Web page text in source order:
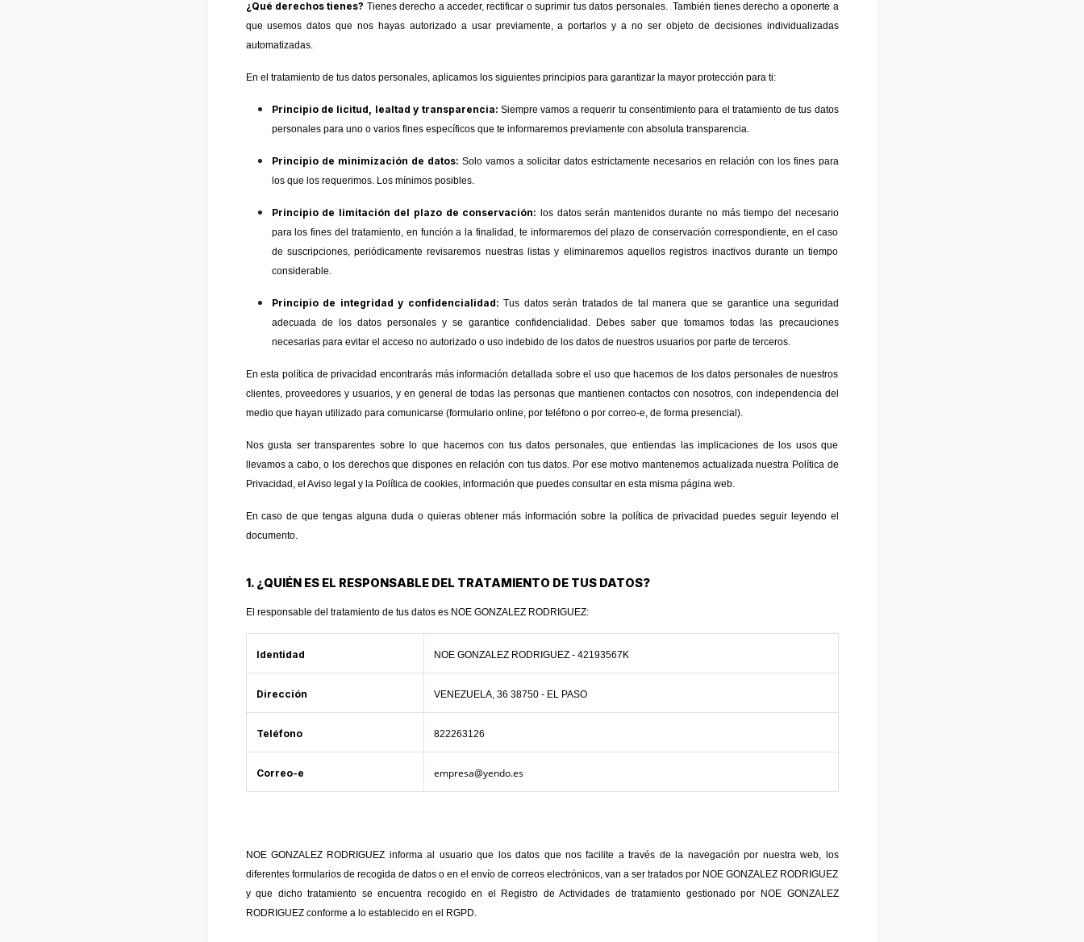
¿Qué derechos tienes? Tienes derecho a acceder, rectificar o suprimir tus datos personales. También tienes derecho a oponerte a
que usemos datos que nos hayas autorizado a usar previamente, a portarlos y a no ser objeto de decisiones individualizadas
automatizadas.
En el tratamiento de tus datos personales, aplicamos los siguientes principios para garantizar la mayor protección para ti:
Principio de licitud, lealtad y transparencia: Siempre vamos a requerir tu consentimiento para el tratamiento de tus datos
personales para uno o varios fines específicos que te informaremos previamente con absoluta transparencia.
Principio de minimización de datos: Solo vamos a solicitar datos estrictamente necesarios en relación con los fines para
los que los requerimos. Los mínimos posibles.
Principio de limitación del plazo de conservación:
los datos serán mantenidos durante no más tiempo del necesario
para los fines del tratamiento, en función a la finalidad, te informaremos del plazo de conservación correspondiente, en el caso
de suscripciones, periódicamente revisaremos nuestras listas y eliminaremos aquellos registros inactivos durante un tiempo
considerable.
Principio de integridad y confidencialidad: Tus datos serán tratados de tal manera que se garantice una seguridad
adecuada de los datos personales y se garantice confidencialidad. Debes saber que tomamos todas las precauciones
necesarias para evitar el acceso no autorizado o uso indebido de los datos de nuestros usuarios por parte de terceros.
En esta política de privacidad encontrarás más información detallada sobre el uso que hacemos de los datos personales de nuestros
clientes, proveedores y usuarios, y en general de todas las personas que mantienen contactos con nosotros, con independencia del
medio que hayan utilizado para comunicarse (formulario online, por teléfono o por correo-e, de forma presencial).
Nos gusta ser transparentes sobre lo que hacemos con tus datos personales, que entiendas las implicaciones de los usos que
llevamos a cabo, o los derechos que dispones en relación con tus datos. Por ese motivo mantenemos actualizada nuestra Política de
Privacidad, el Aviso legal y la Política de cookies, información que puedes consultar en esta misma página web.
En caso de que tengas alguna duda o quieras obtener más información sobre la política de privacidad puedes seguir leyendo el
documento.
1. ¿QUIÉN ES EL RESPONSABLE DEL TRATAMIENTO DE TUS DATOS?
El responsable del tratamiento de tus datos es NOE GONZALEZ RODRIGUEZ:
Identidad NOE GONZALEZ RODRIGUEZ - 42193567K
Dirección VENEZUELA, 36 38750 - EL PASO
Teléfono 822263126
Correo-e empresa@yendo.es
NOE GONZALEZ RODRIGUEZ informa al usuario que los datos que nos facilite a través de la navegación por nuestra web, los
diferentes formularios de recogida de datos o en el envío de correos electrónicos, van a ser tratados por NOE GONZALEZ RODRIGUEZ
y que dicho tratamiento se encuentra recogido en el Registro de Actividades de tratamiento gestionado por NOE GONZALEZ
RODRIGUEZ conforme a lo establecido en el RGPD.